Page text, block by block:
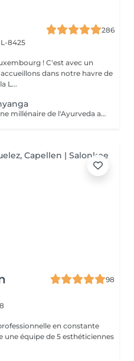
286
8425
! C'est avec un
dans notre havre de
L...
Plongez dans la tradition indienne millénaire de l'Ayurveda avec notre massage Abhyanga. Ce rituel ancestral, vieux de plus de 5000 ans, combine des gestes doux, des pressions ciblées et des étirements pour vous offrir une expérience de lâcher-prise absolu. "Abhyanga" signifie littéralement "massage à l'huile de tout le corps", et c'est précisément ce que vous recevrez. Chacun de nos mouvements est minutieusement exécuté pour créer une harmonie parfaite entre votre corps et votre esprit, vous permettant de vous détendre profondément et d'oublier le temps qui passe. Nous vous invitons également à découvrir nos offres de cartes FORFAITS, conçues pour prolonger ces moments de bien-être et vous offrir des avantages exclusifs. Pour plus d'informations, visitez notre page Forfaits. Ce massage est aussi une idée cadeau idéale pour surprendre et faire plaisir. Pour en savoir plus, cliquez ici : https://www.oxyzen.lu Veuillez noter que ce massage est déconseillé aux femmes enceintes. Avertissement : Nos soins sont dédiés au bien-être et à la relaxation. Ils ne remplacent pas un suivi médical et ne relèvent pas de la kinésithérapie.
98
en constante
équipe de 5 esthéticiennes